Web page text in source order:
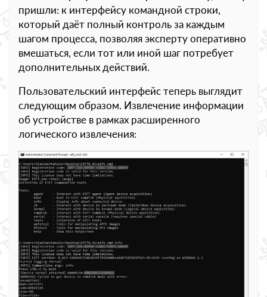
пришли: к интерфейсу командной строки,
который даёт полный контроль за каждым
шагом процесса, позволяя эксперту оперативно
вмешаться, если тот или иной шаг потребует
дополнительных действий.
Пользовательский интерфейс теперь выглядит
следующим образом. Извлечение информации
об устройстве в рамках расширенного
логического извлечения: